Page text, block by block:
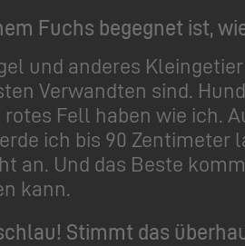
Fuchs begegnet ist,
und anderes
Verwandten sind.
Fell haben wie ich.
ich bis 90 Zentimeter
an. Und das Beste
kann.
Stimmt das